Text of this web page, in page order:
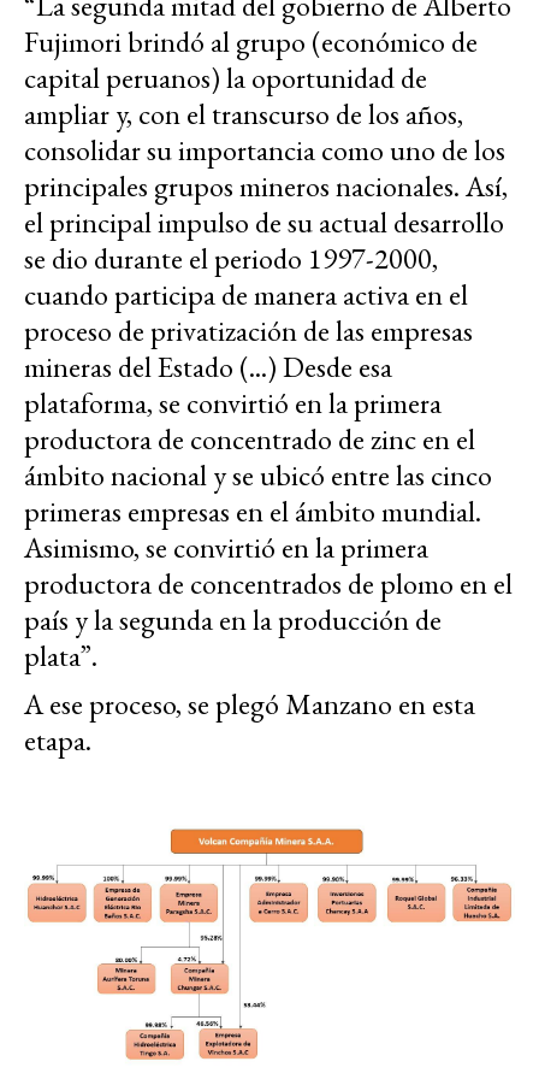
Fujimori brindó al grupo (económico de
capital peruanos) la oportunidad de
ampliar y, con el transcurso de los años,
consolidar su importancia como uno de los
principales grupos mineros nacionales. Así,
el principal impulso de su actual desarrollo
se dio durante el periodo 1997-2000,
cuando participa de manera activa en el
proceso de privatización de las empresas
mineras del Estado (...) Desde esa
plataforma, se convirtió en la primera
productora de concentrado de zinc en el
ámbito nacional y se ubicó entre las cinco
primeras empresas en el ámbito mundial.
Asimismo, se convirtió en la primera
productora de concentrados de plomo en el
país y la segunda en la producción de
plata”.
A ese proceso, se plegó Manzano en esta
etapa.